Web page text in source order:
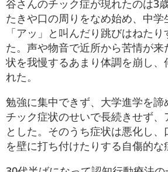
谷さんのチック症が現れたのは3
たきや口の周りをなめ始め、中
「アッ」と叫んだり跳びはねた
た。声や物音で近所から苦情が
状を我慢するあまり体調を崩し、
れた。
勉強に集中できず、大学進学を
チック症状のせいで長続きせず、
とした。そのうち症状は悪化し
を壁に打ち付けたりする自傷的な